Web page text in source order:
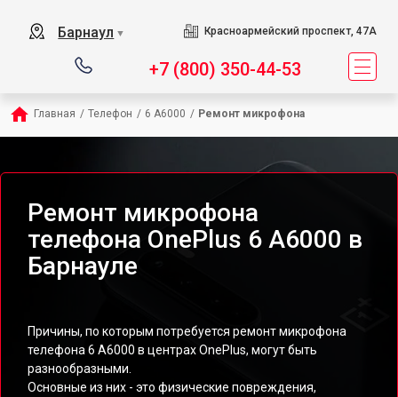
Барнаул ▼ Красноармейский проспект, 47А
+7 (800) 350-44-53
Главная / Телефон / 6 A6000 / Ремонт микрофона
Ремонт микрофона
телефона OnePlus 6 A6000 в
Барнауле
Причины, по которым потребуется ремонт микрофона
телефона 6 A6000 в центрах OnePlus, могут быть
разнообразными.
Основные из них - это физические повреждения,